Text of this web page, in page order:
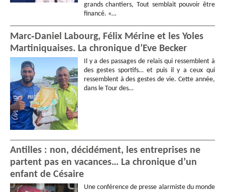
grands chantiers, Tout semblait pouvoir être
financé. «…
Marc‑Daniel Labourg, Félix Mérine et les Yoles
Martiniquaises. La chronique d’Eve Becker
Il y a des passages de relais qui ressemblent à
des gestes sportifs… et puis il y a ceux qui
ressemblent à des gestes de vie. Cette année,
dans le Tour des…
Antilles : non, décidément, les entreprises ne
partent pas en vacances… La chronique d’un
enfant de Césaire
Une conférence de presse alarmiste du monde